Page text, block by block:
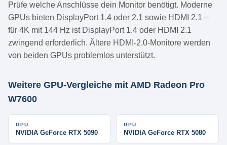
Prüfe welche Anschlüsse dein Monitor benötigt. Moderne
GPUs bieten DisplayPort 1.4 oder 2.1 sowie HDMI 2.1 –
für 4K mit 144 Hz ist DisplayPort 1.4 oder HDMI 2.1
zwingend erforderlich. Ältere HDMI-2.0-Monitore werden
von beiden GPUs problemlos unterstützt.
Weitere GPU-Vergleiche mit AMD Radeon Pro
W7600
GPU
NVIDIA GeForce RTX 5090
GPU
NVIDIA GeForce RTX 5080